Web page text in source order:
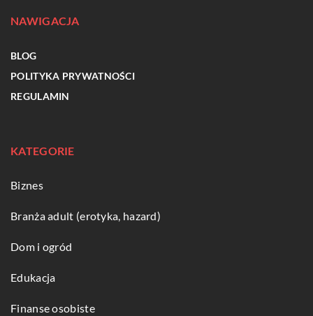
NAWIGACJA
BLOG
POLITYKA PRYWATNOŚCI
REGULAMIN
KATEGORIE
Biznes
Branża adult (erotyka, hazard)
Dom i ogród
Edukacja
Finanse osobiste